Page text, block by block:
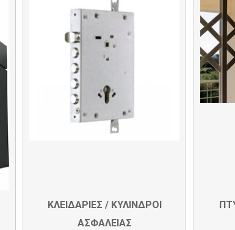
ΚΛΕΙΔΑΡΙΕΣ / ΚΥΛΙΝΔΡΟΙ
ΑΣΦΑΛΕΙΑΣ